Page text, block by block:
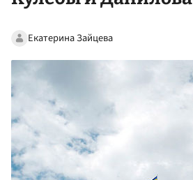
Екатерина Зайцева